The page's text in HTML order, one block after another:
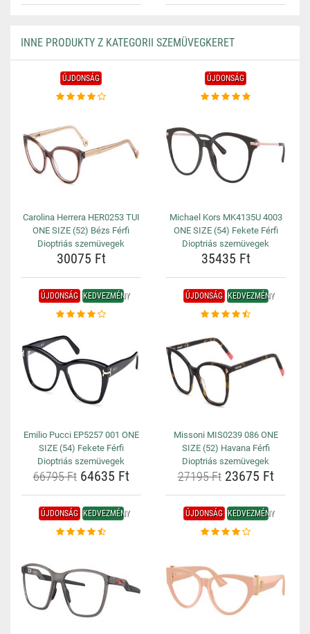
INNE PRODUKTY Z KATEGORII SZEMÜVEGKERET
ÚJDONSÁG
Carolina Herrera HER0253 TUI
ONE SIZE (52) Bézs Férfi
Dioptriás szemüvegek
30075 Ft
ÚJDONSÁG
Michael Kors MK4135U 4003
ONE SIZE (54) Fekete Férfi
Dioptriás szemüvegek
35435 Ft
ÚJDONSÁG KEDVEZMÉNY
Emilio Pucci EP5257 001 ONE
SIZE (54) Fekete Férfi
Dioptriás szemüvegek
66795 Ft64635 Ft
ÚJDONSÁG KEDVEZMÉNY
Missoni MIS0239 086 ONE
SIZE (52) Havana Férfi
Dioptriás szemüvegek
27195 Ft23675 Ft
ÚJDONSÁG KEDVEZMÉNY ÚJDONSÁG KEDVEZMÉNY